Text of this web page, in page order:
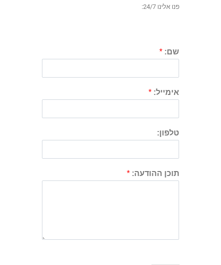
פנו אלינו 24/7:
שם: *
אימייל: *
טלפון:
תוכן ההודעה: *